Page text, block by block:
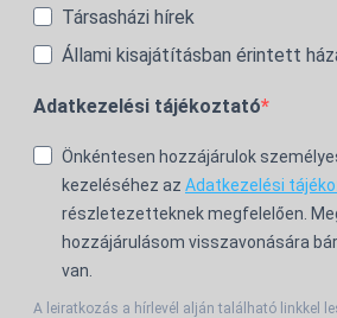
Társasházi hírek
Állami kisajátításban érintett
Adatkezelési tájékoztató
Önkéntesen hozzájárulok
kezeléséhez az Adatkezelési
részletezetteknek megfelelően.
hozzájárulásom visszavonására
van.
A leiratkozás a hírlevél alján található linkkel